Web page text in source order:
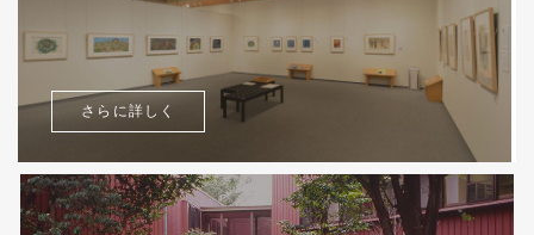
さらに詳しく